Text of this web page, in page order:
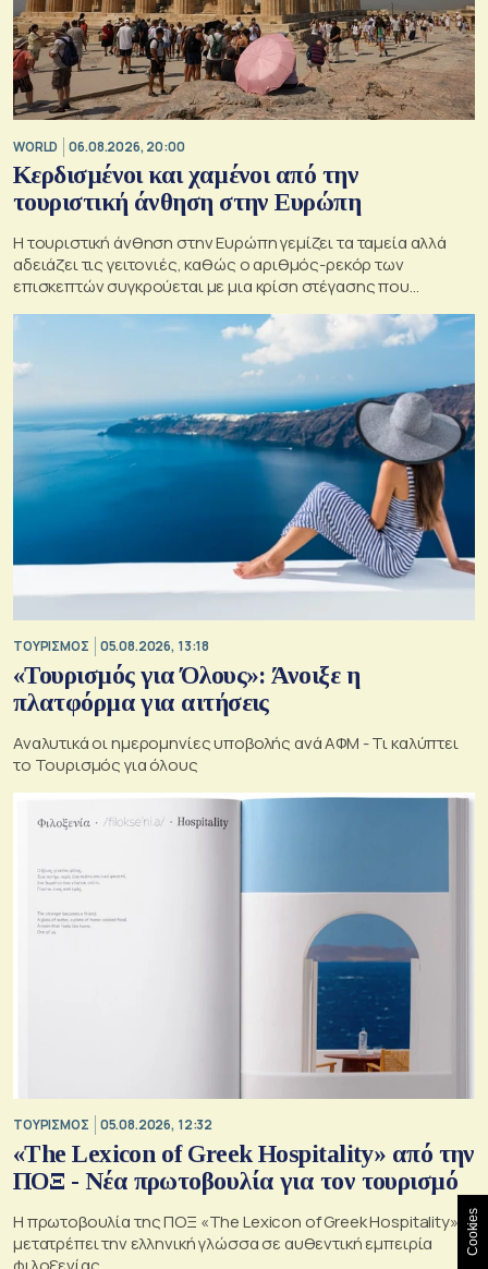
WORLD 06.08.2026, 20:00
Κερδισμένοι και χαμένοι από την
τουριστική άνθηση στην Ευρώπη
Η τουριστική άνθηση στην Ευρώπη γεμίζει τα ταμεία αλλά
αδειάζει τις γειτονιές, καθώς ο αριθμός-ρεκόρ των
επισκεπτών συγκρούεται με μια κρίση στέγασης που
ΤΟΥΡΙΣΜΟΣ 05.08.2026, 13:18
«Τουρισμός για Όλους»: Άνοιξε η
πλατφόρμα για αιτήσεις
Αναλυτικά οι ημερομηνίες υποβολής ανά ΑΦΜ - Τι καλύπτει
το Τουρισμός για όλους
ΤΟΥΡΙΣΜΟΣ 05.08.2026, 12:32
«The Lexicon of Greek Hospitality» από την
ΠΟΞ - Νέα πρωτοβουλία για τον τουρισμό
Η πρωτοβουλία της ΠΟΞ «The Lexicon of Greek Hospitality»
μετατρέπει την ελληνική γλώσσα σε αυθεντική εμπειρία
Cookies